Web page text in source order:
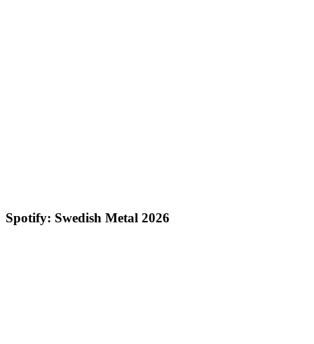
Spotify: Swedish Metal 2026